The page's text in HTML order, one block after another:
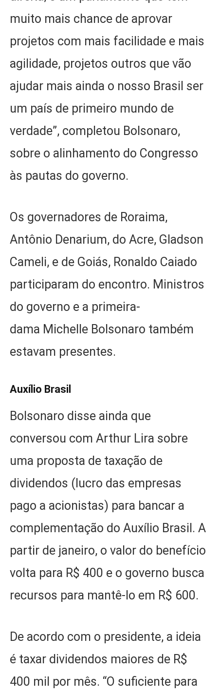
muito mais chance de aprovar
projetos com mais facilidade e mais
agilidade, projetos outros que vão
ajudar mais ainda o nosso Brasil ser
um país de primeiro mundo de
verdade”, completou Bolsonaro,
sobre o alinhamento do Congresso
às pautas do governo.
Os governadores de Roraima,
Antônio Denarium, do Acre, Gladson
Cameli, e de Goiás, Ronaldo Caiado
participaram do encontro. Ministros
do governo e a primeira-
dama Michelle Bolsonaro também
estavam presentes.
Auxílio Brasil
Bolsonaro disse ainda que
conversou com Arthur Lira sobre
uma proposta de taxação de
dividendos (lucro das empresas
pago a acionistas) para bancar a
complementação do Auxílio Brasil. A
partir de janeiro, o valor do benefício
volta para R$ 400 e o governo busca
recursos para mantê-lo em R$ 600.
De acordo com o presidente, a ideia
é taxar dividendos maiores de R$
400 mil por mês. “O suficiente para